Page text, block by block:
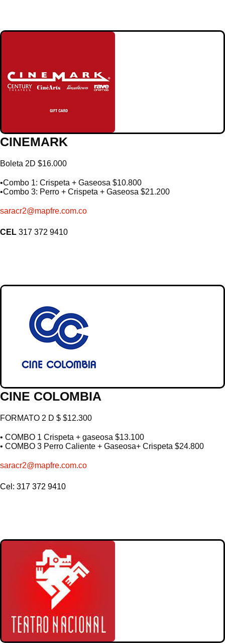
CINEMARK
Boleta 2D $16.000
•Combo 1: Crispeta + Gaseosa $10.800
•Combo 3: Perro + Crispeta + Gaseosa $21.200
saracr2@mapfre.com.co
CEL 317 372 9410
CINE COLOMBIA
FORMATO 2 D $ $12.300
• COMBO 1 Crispeta + gaseosa $13.100
• COMBO 3 Perro Caliente + Gaseosa+ Crispeta $24.800
saracr2@mapfre.com.co
Cel: 317 372 9410